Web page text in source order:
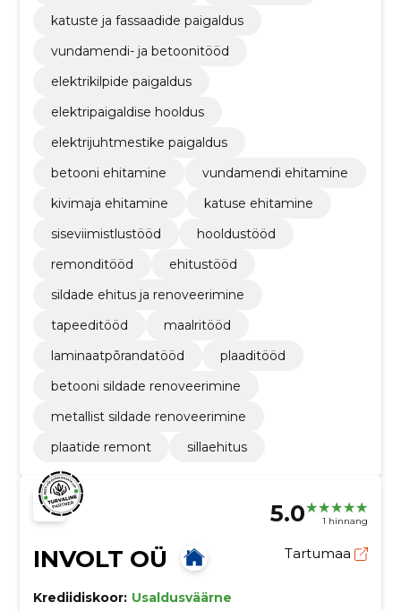
katuste ja fassaadide paigaldus
vundamendi- ja betoonitööd
elektrikilpide paigaldus
elektripaigaldise hooldus
elektrijuhtmestike paigaldus
betooni ehitamine
vundamendi ehitamine
kivimaja ehitamine
katuse ehitamine
siseviimistlustööd
hooldustööd
remonditööd
ehitustööd
sildade ehitus ja renoveerimine
tapeeditööd
maalritööd
laminaatpõrandatööd
plaaditööd
betooni sildade renoveerimine
metallist sildade renoveerimine
plaatide remont
sillaehitus
5.0 1 hinnang
INVOLT OÜ Tartumaa
Krediidiskoor: Usaldusväärne